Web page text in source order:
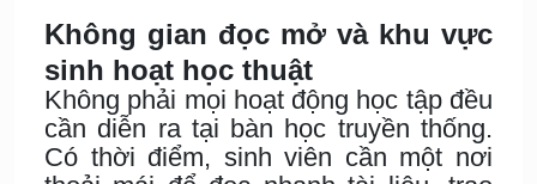
Không gian đọc mở và khu vực
sinh hoạt học thuật
Không phải mọi hoạt động học tập đều
cần diễn ra tại bàn học truyền thống.
Có thời điểm, sinh viên cần một nơi